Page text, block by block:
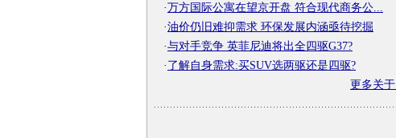
·万方国际公寓在望京开盘 符合现代商务公...
·油价仍旧难抑需求 环保发展内涵亟待挖掘
·与对手竞争 英菲尼迪将出全四驱G37?
· 了解自身需求:买SUV选两驱还是四驱?
更多关于